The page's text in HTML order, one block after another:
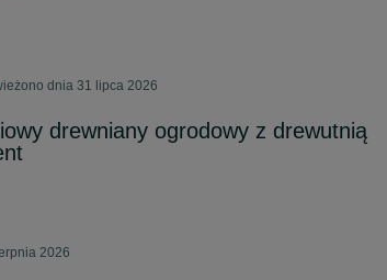
dnia 31 lipca 2026
drewniany ogrodowy z drewutnią
2026